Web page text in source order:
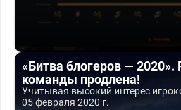
«Битва блогеров — 2020».
команды продлена!
Учитывая высокий интерес
05 февраля 2020 г.